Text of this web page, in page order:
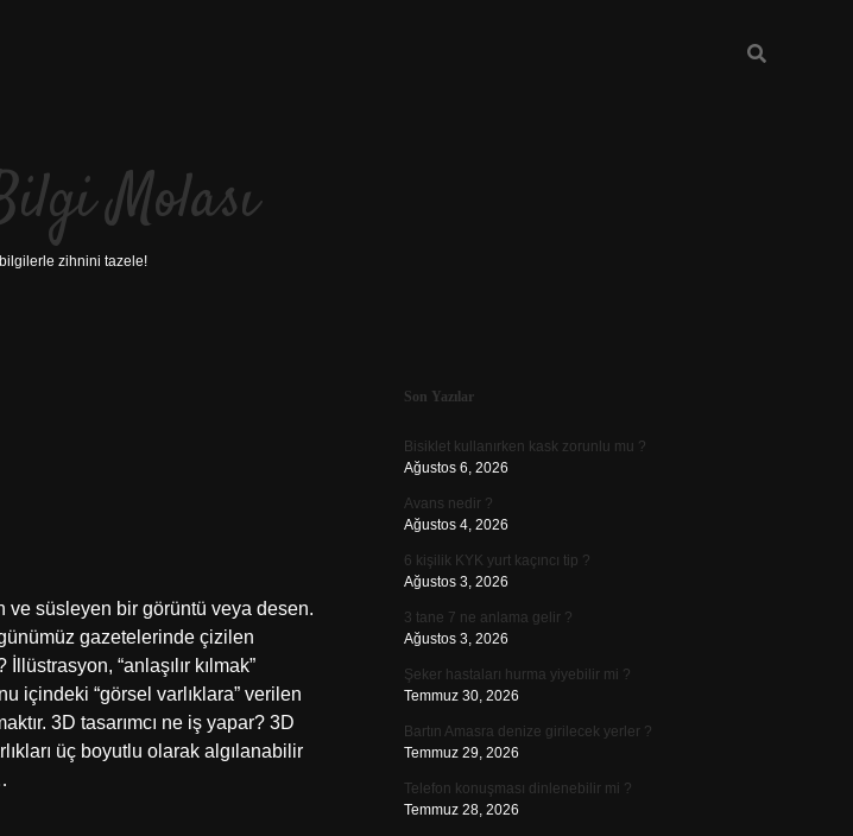
Molası
zihnini tazele!
ve süsleyen bir görüntü veya desen.
gazetelerinde çizilen
“anlaşılır kılmak”
içindeki “görsel varlıklara” verilen
3D tasarımcı ne iş yapar? 3D
üç boyutlu olarak algılanabilir
Sidebar
Son Yazılar
Bisiklet kullanırken kask zorunlu mu ?
Ağustos 6, 2026
Avans nedir ?
Ağustos 4, 2026
6 kişilik KYK yurt kaçıncı tip ?
Ağustos 3, 2026
3 tane 7 ne anlama gelir ?
Ağustos 3, 2026
Şeker hastaları hurma yiyebilir mi ?
Temmuz 30, 2026
Bartın Amasra denize girilecek yerler ?
Temmuz 29, 2026
Telefon konuşması dinlenebilir mi ?
Temmuz 28, 2026